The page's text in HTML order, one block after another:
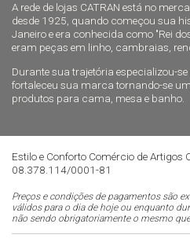
A rede de lojas CATRAN está no
desde 1925, quando começou sua
Janeiro e era conhecida como "Rei
eram peças em linho, cambraias,
Durante sua trajetória especializou-
fortaleceu sua marca tornando-se
produtos para cama, mesa e banho.
Estilo e Conforto Comércio de Artigos
08.378.114/0001-81
Preços e condições de pagamentos são
válidos para o dia de hoje ou enquanto
não sendo obrigatoriamente o mesmo